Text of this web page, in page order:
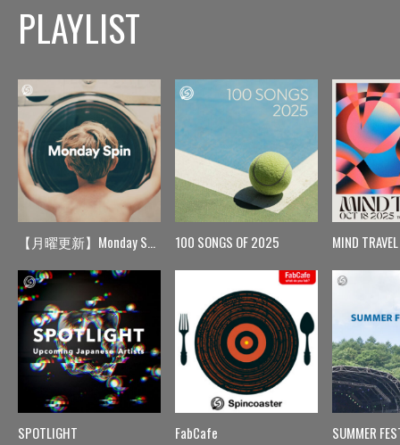
PLAYLIST
【月曜更新】Monday Spin
SPOTLIGHT
100 SONGS OF 2025
FabCafe
MIND TRAVEL
SUMMER